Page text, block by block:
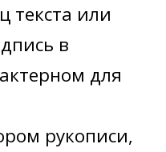
текста или
в
для
рукописи,